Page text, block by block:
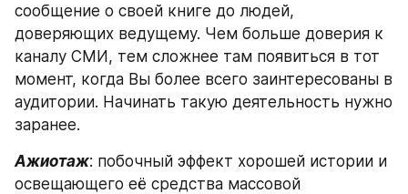
сообщение о своей книге до людей,
доверяющих ведущему. Чем больше доверия к
каналу СМИ, тем сложнее там появиться в тот
момент, когда Вы более всего заинтересованы в
аудитории. Начинать такую деятельность нужно
заранее.
Ажиотаж: побочный эффект хорошей истории и
освещающего её средства массовой